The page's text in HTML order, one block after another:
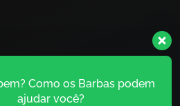
Como os Barbas podem
ajudar você?